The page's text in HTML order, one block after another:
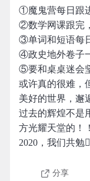
①魔鬼营每日跟
②数学网课跟完
③单词和短语每
④政史地外卷子
⑤要和桌桌迷会
或许真的很难，
美好的世界，邂
过去的辉煌不是
方光耀天堂的！
2020，我们共勉
分享